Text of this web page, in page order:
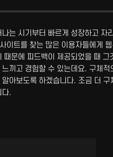
는 시기부터 빠르게 성장하고
이트를 찾는 많은 이용자들에게
때문에 피드백이 제공되었을 때
끼고 경험할 수 있는데요. 구체
아보도록 하겠습니다. 조금 더
.